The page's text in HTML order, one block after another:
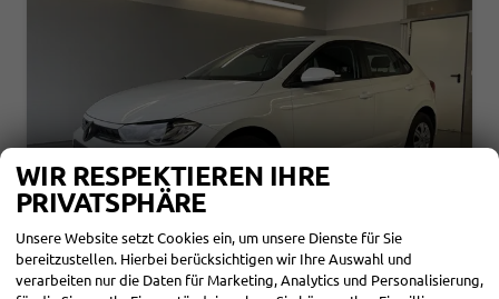
WIR RESPEKTIEREN IHRE
PRIVATSPHÄRE
Unsere Website setzt Cookies ein, um unsere Dienste für Sie
bereitzustellen. Hierbei berücksichtigen wir Ihre Auswahl und
verarbeiten nur die Daten für Marketing, Analytics und Personalisierung,